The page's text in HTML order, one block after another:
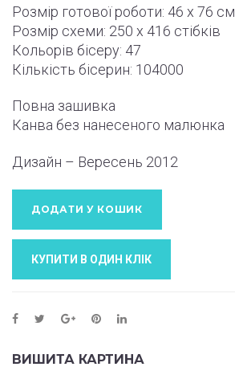
Розмір готової роботи: 46 x 76 см
Розмір схеми: 250 x 416 стібків
Кольорів бісеру: 47
Кількість бісерин: 104000
Повна зашивка
Канва без нанесеного малюнка
Дизайн – Вересень 2012
ДОДАТИ У КОШИК
КУПИТИ В ОДИН КЛIК
ВИШИТА КАРТИНА